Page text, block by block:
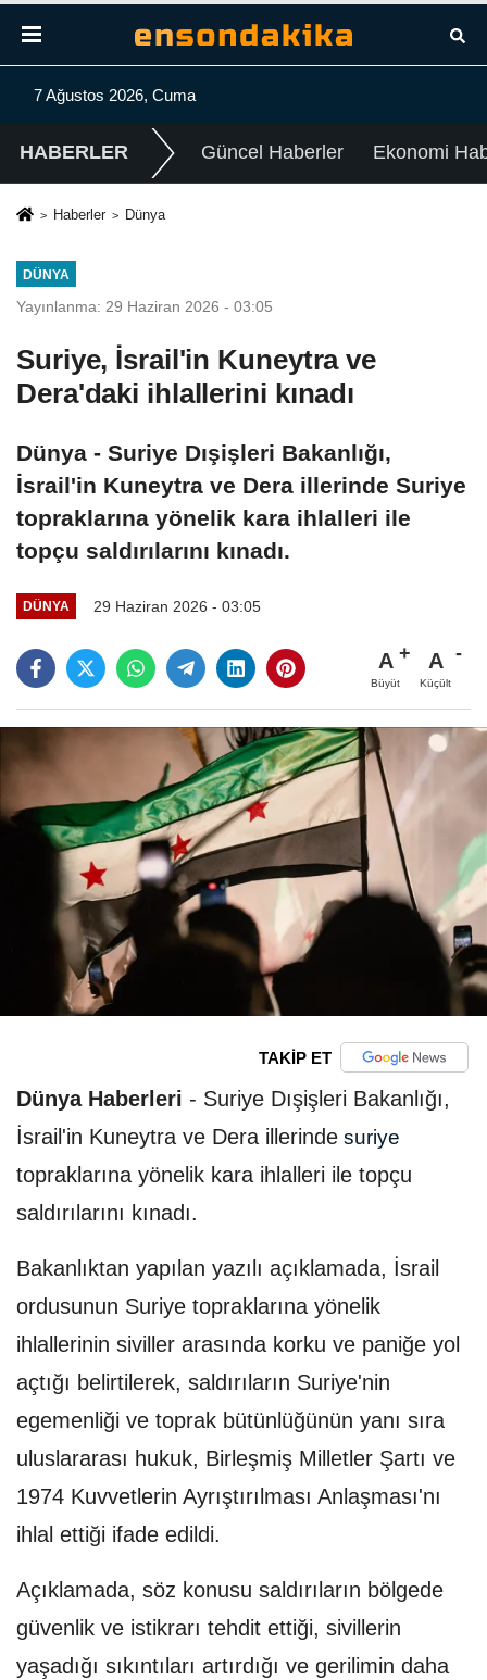
7 Ağustos 2026, Cuma
HABERLER Güncel Haberler Ekonomi
Haberler Dünya
DÜNYA
Yayınlanma: 29 Haziran 2026 - 03:05
Suriye, İsrail'in Kuneytra ve
Dera'daki ihlallerini kınadı
Dünya - Suriye Dışişleri Bakanlığı,
İsrail'in Kuneytra ve Dera illerinde Suriye
topraklarına yönelik kara ihlalleri ile
topçu saldırılarını kınadı.
DÜNYA 29 Haziran 2026 - 03:05
A
Büyüt
A
Küçült
TAKİP ET
Dünya Haberleri - Suriye Dışişleri Bakanlığı,
İsrail'in Kuneytra ve Dera illerinde suriye
topraklarına yönelik kara ihlalleri ile topçu
saldırılarını kınadı.
Bakanlıktan yapılan yazılı açıklamada, İsrail
ordusunun Suriye topraklarına yönelik
ihlallerinin siviller arasında korku ve paniğe yol
açtığı belirtilerek, saldırıların Suriye'nin
egemenliği ve toprak bütünlüğünün yanı sıra
uluslararası hukuk, Birleşmiş Milletler Şartı ve
1974 Kuvvetlerin Ayrıştırılması Anlaşması'nı
ihlal ettiği ifade edildi.
Açıklamada, söz konusu saldırıların bölgede
güvenlik ve istikrarı tehdit ettiği, sivillerin
yaşadığı sıkıntıları artırdığı ve gerilimin daha